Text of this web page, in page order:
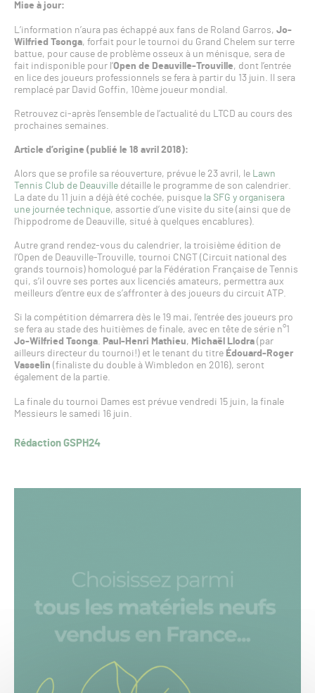
Mise à jour:
L’information n’aura pas échappé aux fans de Roland Garros, Jo-
Wilfried Tsonga, forfait pour le tournoi du Grand Chelem sur terre
battue, pour cause de problème osseux à un ménisque, sera de
fait indisponible pour l’Open de Deauville-Trouville, dont l’entrée
en lice des joueurs professionnels se fera à partir du 13 juin. Il sera
remplacé par David Goffin, 10ème joueur mondial.
Retrouvez ci-après l’ensemble de l’actualité du LTCD au cours des
prochaines semaines.
Article d’origine (publié le 18 avril 2018):
Alors que se profile sa réouverture, prévue le 23 avril, le Lawn
Tennis Club de Deauvilledétaille le programme de son calendrier.
La date du 11 juin a déjà été cochée, puisque la SFG y organisera
une journée technique, assortie d’une visite du site (ainsi que de
l’hippodrome de Deauville, situé à quelques encablures).
Autre grand rendez-vous du calendrier, la troisième édition de
l’Open de Deauville-Trouville, tournoi CNGT (Circuit national des
grands tournois) homologué par la Fédération Française de Tennis
qui, s’il ouvre ses portes aux licenciés amateurs, permettra aux
meilleurs d’entre eux de s’affronter à des joueurs du circuit ATP.
Si la compétition démarrera dès le 19 mai, l’entrée des joueurs pro
se fera au stade des huitièmes de finale, avec en tête de série n°1
Jo-Wilfried Tsonga. Paul-Henri Mathieu, Michaël Llodra(par
ailleurs directeur du tournoi!) et le tenant du titre Édouard-Roger
Vasselin (finaliste du double à Wimbledon en 2016), seront
également de la partie.
La finale du tournoi Dames est prévue vendredi 15 juin, la finale
Messieurs le samedi 16 juin.
Rédaction GSPH24